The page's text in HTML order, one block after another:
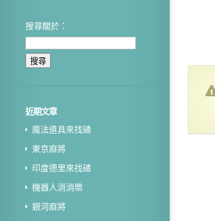
搜尋關於：
近期文章
魔法道具來找碴
東京麻將
印度德里來找碴
機器人消消樂
銀河麻將